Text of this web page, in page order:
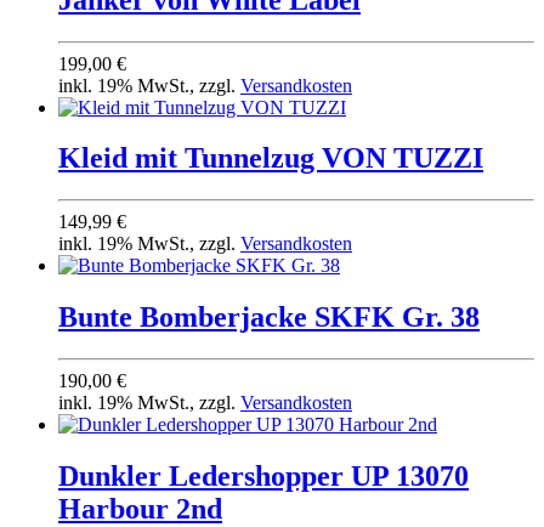
199,00 €
inkl. 19% MwSt., zzgl. Versandkosten
Kleid mit Tunnelzug VON TUZZI
149,99 €
inkl. 19% MwSt., zzgl. Versandkosten
Bunte Bomberjacke SKFK Gr. 38
190,00 €
inkl. 19% MwSt., zzgl. Versandkosten
Dunkler Ledershopper UP 13070
Harbour 2nd